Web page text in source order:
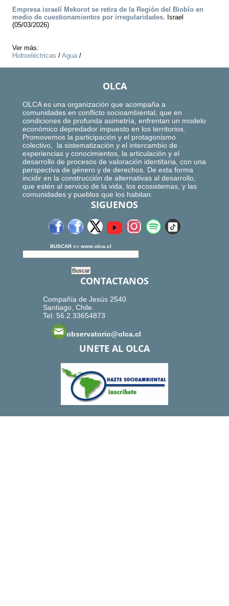
Empresa israelí Mekorot se retira de la Región del Biobío en
medio de cuestionamientos por irregularidades. Israel
(05/03/2026)
Ver más:
Hidroeléctricas / Agua/
OLCA
OLCA es una organización que acompaña a
comunidades en conflicto socioambiental, que en
condiciones de profunda asimetría, enfrentan un modelo
económico depredador impuesto en los territorios.
Promovemos la participación y el protagonismo
colectivo, la sistematización y el intercambio de
experiencias y conocimientos, la articulación y el
desarrollo de procesos de valoración identitaria, con una
perspectiva de género y de derechos. De esta forma
incidir en la construcción de alternativas al desarrollo,
que estén al servicio de la vida, los ecosistemas, y las
comunidades y pueblos que los habitan.
SIGUENOS
BUSCAR en www.olca.cl
CONTACTANOS
Compañía de Jesús 2540
Santiago, Chile.
Tel: 56.2.33654873
observatorio@olca.cl
UNETE AL OLCA